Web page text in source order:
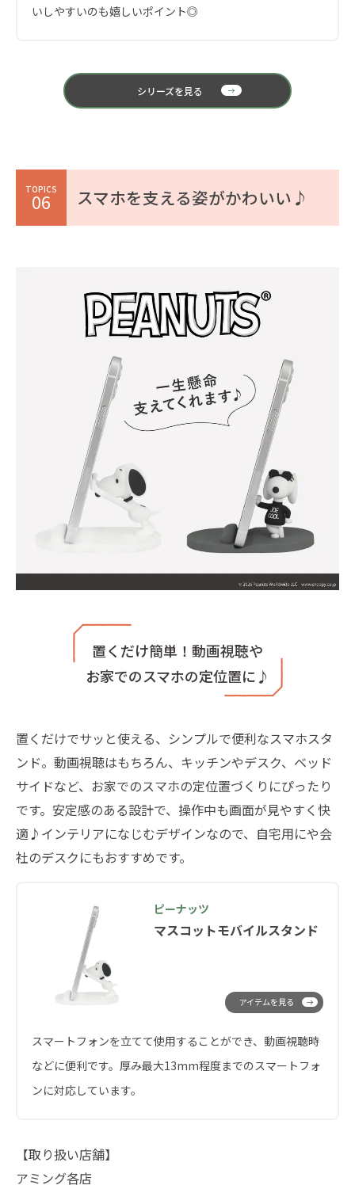
いしやすいのも嬉しいポイント◎
シリーズを見る
TOPICS
06 スマホを支える姿がかわいい♪
置くだけ簡単！動画視聴や
お家でのスマホの定位置に♪
置くだけでサッと使える、シンプルで便利なスマホスタ
ンド。動画視聴はもちろん、キッチンやデスク、ベッド
サイドなど、お家でのスマホの定位置づくりにぴったり
です。安定感のある設計で、操作中も画面が見やすく快
適♪インテリアになじむデザインなので、自宅用にや会
社のデスクにもおすすめです。
マスコットモバイルスタンド
ピーナッツ
スマートフォンを立てて使用することができ、動画視聴時
などに便利です。厚み最大13mm程度までのスマートフォ
ンに対応しています。
アイテムを見る
【取り扱い店舗】
アミング各店